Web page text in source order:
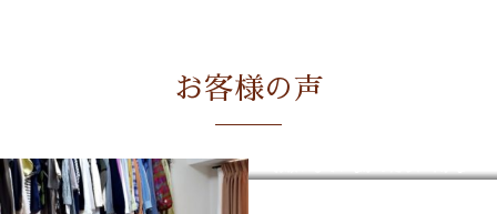
お客様の声